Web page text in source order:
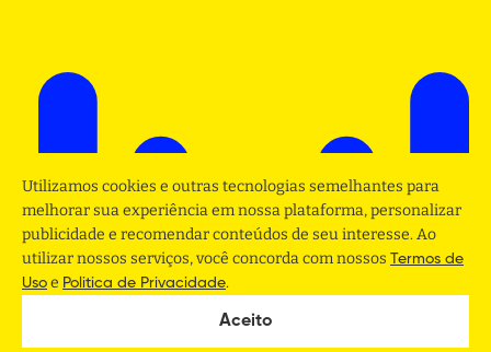
Utilizamos cookies e outras tecnologias semelhantes para
melhorar sua experiência em nossa plataforma, personalizar
publicidade e recomendar conteúdos de seu interesse. Ao
utilizar nossos serviços, você concorda com nossos Termos de
Uso e Politica de Privacidade.
Aceito